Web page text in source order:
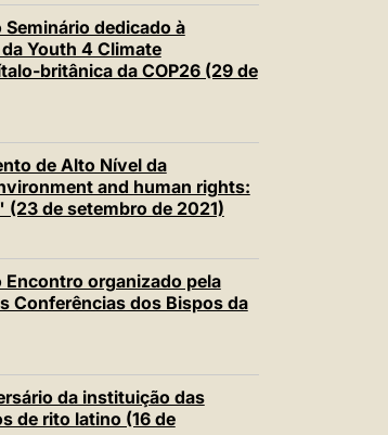
dedicado à
Youth 4 Climate
britânica da COP26 (29 de
de Alto Nível da
and human rights:
de setembro de 2021)
Encontro organizado pela
Conferências dos Bispos da
da instituição das
de rito latino (16 de